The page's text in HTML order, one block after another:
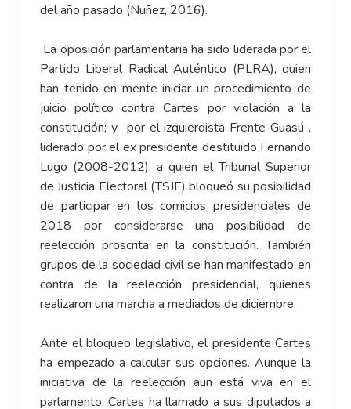
del año pasado (Nuñez, 2016).
La oposición parlamentaria ha sido liderada por el
Partido Liberal Radical Auténtico (PLRA), quien
han tenido en mente iniciar un procedimiento de
juicio político contra Cartes por violación a la
constitución; y por el izquierdista Frente Guasú ,
liderado por el ex presidente destituido Fernando
Lugo (2008-2012), a quien el Tribunal Superior
de Justicia Electoral (TSJE) bloqueó su posibilidad
de participar en los comicios presidenciales de
2018 por considerarse una posibilidad de
reelección proscrita en la constitución. También
grupos de la sociedad civil se han manifestado en
contra de la reelección presidencial, quienes
realizaron una marcha a mediados de diciembre.
Ante el bloqueo legislativo, el presidente Cartes
ha empezado a calcular sus opciones. Aunque la
iniciativa de la reelección aun está viva en el
parlamento, Cartes ha llamado a sus diputados a